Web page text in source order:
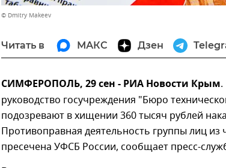
© Dmitry Makeev
Читать в МАКС Дзен
СИМФЕРОПОЛЬ, 29 сен - РИА Новости Крым.
руководство госучреждения "Бюро
подозревают в хищении 360 тысяч рублей
Противоправная деятельность группы лиц
пресечена УФСБ России, сообщает пресс-